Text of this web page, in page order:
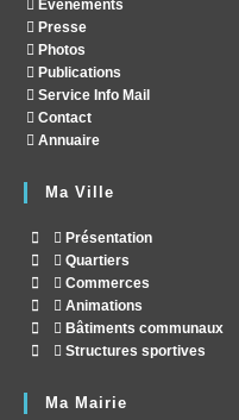
Evènements
Presse
Photos
Publications
Service Info Mail
Contact
Annuaire
Ma Ville
Présentation
Quartiers
Commerces
Animations
Bâtiments communaux
Structures sportives
Ma Mairie